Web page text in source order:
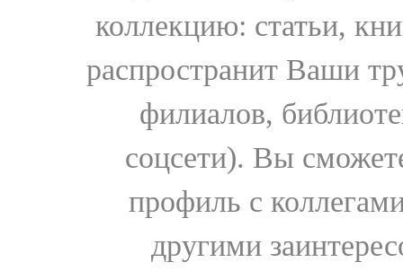
коллекцию: статьи,
распространит Ваши
филиалов,
соцсети). Вы
профиль с
другими